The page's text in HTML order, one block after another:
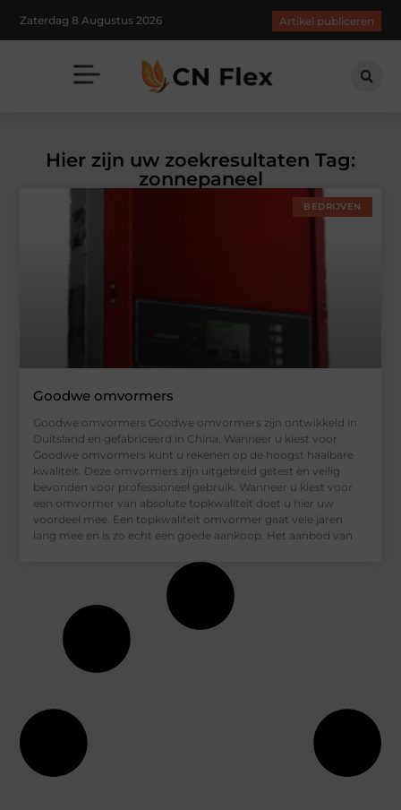
Zaterdag 8 Augustus 2026 Artikel publiceren
Hier zijn uw zoekresultaten Tag:
zonnepaneel
BEDRIJVEN
Goodwe omvormers
Goodwe omvormers Goodwe omvormers zijn ontwikkeld in
Duitsland en gefabriceerd in China. Wanneer u kiest voor
Goodwe omvormers kunt u rekenen op de hoogst haalbare
kwaliteit. Deze omvormers zijn uitgebreid getest en veilig
bevonden voor professioneel gebruik. Wanneer u kiest voor
een omvormer van absolute topkwaliteit doet u hier uw
voordeel mee. Een topkwaliteit omvormer gaat vele jaren
lang mee en is zo echt een goede aankoop. Het aanbod van